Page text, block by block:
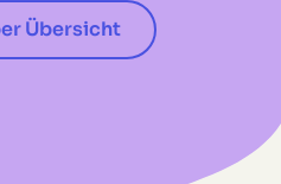
Übersicht